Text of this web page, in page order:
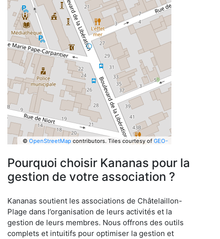
© OpenStreetMapcontributors. Tiles courtesy of GEO-
Pourquoi choisir Kananas pour la
gestion de votre association ?
Kananas soutient les associations de Châtelaillon-
Plage dans l’organisation de leurs activités et la
gestion de leurs membres. Nous offrons des outils
complets et intuitifs pour optimiser la gestion et